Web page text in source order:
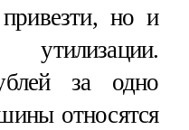
но и
за одно
относятся